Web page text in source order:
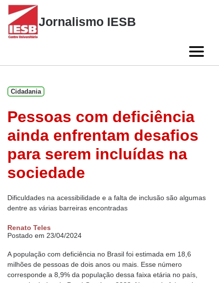
Skip
content
Jornalismo IESB
Cidadania
Pessoas com deficiência
ainda enfrentam desafios
para serem incluídas na
sociedade
Dificuldades na acessibilidade e a falta de inclusão são algumas
dentre as várias barreiras encontradas
Renato Teles
Postado em 23/04/2024
A população com deficiência no Brasil foi estimada em 18,6
milhões de pessoas de dois anos ou mais. Esse número
corresponde a 8,9% da população dessa faixa etária no país,